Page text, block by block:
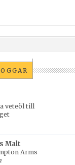
veteöl till
Malt
Arms